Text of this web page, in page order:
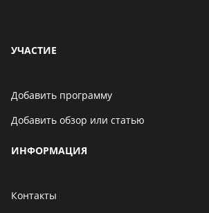
УЧАСТИЕ
Добавить программу
Добавить обзор или статью
ИНФОРМАЦИЯ
Контакты